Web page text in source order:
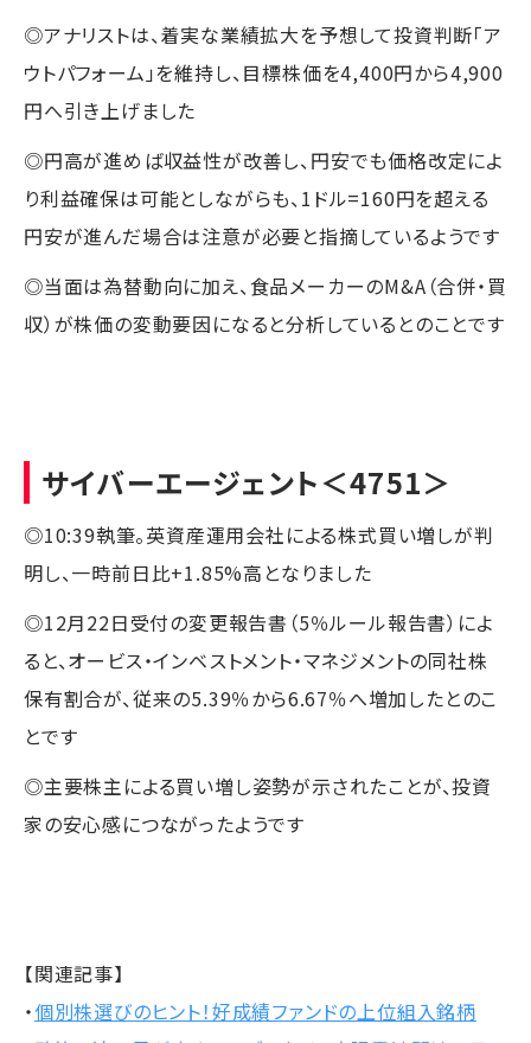
◎アナリストは、着実な業績拡大を予想して投資判断「ア
ウトパフォーム」を維持し、目標株価を4,400円から4,900
円へ引き上げました
◎円高が進めば収益性が改善し、円安でも価格改定によ
り利益確保は可能としながらも、1ドル=160円を超える
円安が進んだ場合は注意が必要と指摘しているようです
◎当面は為替動向に加え、食品メーカーのM&A（合併・買
収）が株価の変動要因になると分析しているとのことです
サイバーエージェント＜4751＞
◎10:39執筆。英資産運用会社による株式買い増しが判
明し、一時前日比+1.85%高となりました
◎12月22日受付の変更報告書（5％ルール報告書）によ
ると、オービス・インベストメント・マネジメントの同社株
保有割合が、従来の5.39％から6.67％へ増加したとのこ
とです
◎主要株主による買い増し姿勢が示されたことが、投資
家の安心感につながったようです
【関連記事】
・個別株選びのヒント！好成績ファンドの上位組入銘柄